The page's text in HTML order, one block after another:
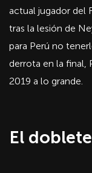
actual jugador del
tras la lesión de
para Perú no
derrota en la final,
2019 a lo grande.
El